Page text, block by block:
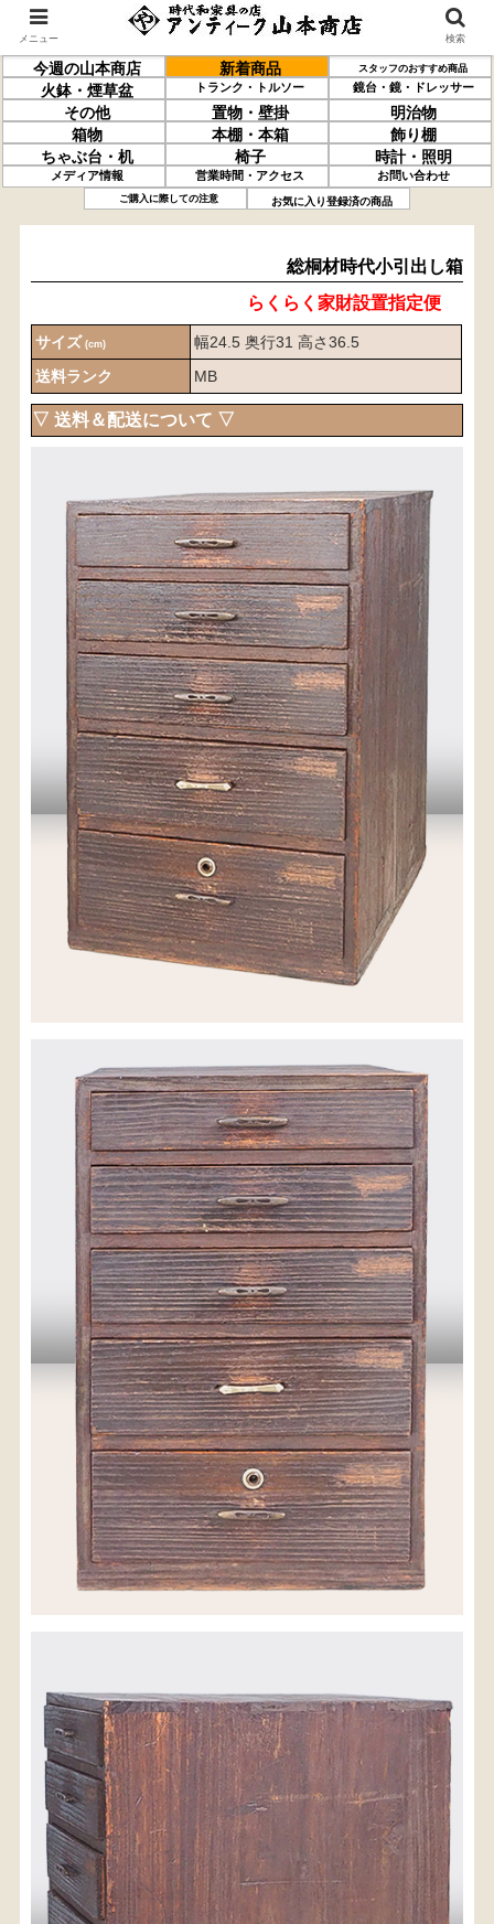
今週の山本商店 新着商品 スタッフのおすすめ商品
火鉢・煙草盆 トランク・トルソー 鏡台・鏡・ドレッサー
その他 置物・壁掛
明治物
箱物
本棚・本箱
飾り棚
ちゃぶ台・机
椅子 時計・照明
メディア情報 営業時間・アクセス お問い合わせ
ご購入に際しての注意 お気に入り登録済の商品
総桐材時代小引出し箱
総桐材時代小引出し箱
らくらく家財設置指定便
サイズ (cm)
幅24.5 奥行31 高さ36.5
送料ランク
MB
▽ 送料＆配送について ▽
〈送料について〉
・商品代金に送料は含まれておりません。
・送料は、商品のサイズ・発送先地域によって異なり
ます。
・ご購入手続きを進める途中で「宅急便」を選択いた
だくと、自動的に送料が加算されます。
・配送についての詳細は、こちら→
【送料を確認する】
お届け先、送料ランクを選択する事で送料が表
示されます。
お届け先
送料ランク
配送料金(税込)
店舗までお問い合わせ下さい。
03-3468-0853
メニュー 検索